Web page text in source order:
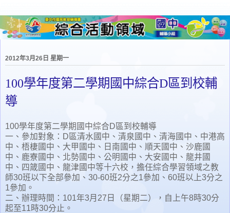
2012年3月26日 星期一
100學年度第二學期國中綜合D區到校輔
導
100學年度第二學期國中綜合D區到校輔導
一、參加對象：D區清水國中、清泉國中、清海國中、中港高
中、梧棲國中、大甲國中、日南國中、順天國中、沙鹿國
中、鹿寮國中、北勢國中、公明國中、大安國中、龍井國
中、四箴國中、龍津國中等十六校，擔任綜合學習領域之教
師30班以下全部參加、30-60班2分之1參加、60班以上3分之
1參加。
二、辦理時間：101年3月27日（星期二），自上午8時30分
起至11時30分止。